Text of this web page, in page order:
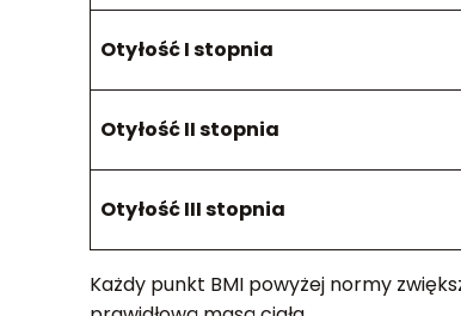
Otyłość I stopnia
Otyłość II stopnia
Otyłość III stopnia
Każdy punkt BMI powyżej normy